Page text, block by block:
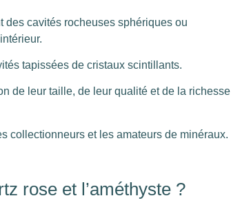
des cavités rocheuses sphériques ou
tapissées de cristaux scintillants.
de leur taille, de leur qualité et de la richesse
collectionneurs et les amateurs de minéraux.
rose et l’améthyste ?